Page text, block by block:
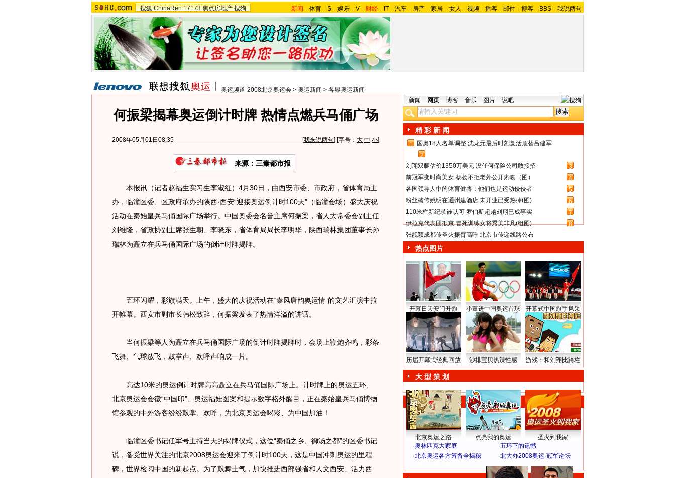
搜狐 ChinaRen 17173 焦点房地产 搜狗 新闻 - 体育 - S - 娱乐 - V - 财经 - IT - 汽车 - 房产 - 家居 - 女人 - 视频 - 播客 - 邮件 - 博客 - BBS - 我说两句
奥运频道-2008北京奥运会 > 奥运新闻 > 各界奥运新闻
何振梁揭幕奥运倒计时牌 热情点燃兵马俑广场
2008年05月01日08:35 [我来说两句] [字号： 大 中 小]
来源：三秦都市报
本报讯（记者赵福生实习生李淑红）4月30日，由西安市委、市政府，省体育局主
办，临潼区委、区政府承办的陕西·西安“迎接奥运倒计时100天”（临潼会场）盛大庆祝
活动在秦始皇兵马俑国际广场举行。中国奥委会名誉主席何振梁，省人大常委会副主任
刘维隆，省政协副主席张生朝、李晓东，省体育局局长李明华，陕西瑞林集团董事长孙
瑞林为矗立在兵马俑国际广场的倒计时牌揭牌。
五环闪耀，彩旗满天。上午，盛大的庆祝活动在“秦风唐韵奥运情”的文艺汇演中拉
开帷幕。西安市副市长韩松致辞，何振梁发表了热情洋溢的讲话。
当何振梁等人为矗立在兵马俑国际广场的倒计时牌揭牌时，会场上鞭炮齐鸣，彩条
飞舞、气球放飞，鼓掌声、欢呼声响成一片。
高达10米的奥运倒计时牌高高矗立在兵马俑国际广场上。计时牌上的奥运五环、
北京奥运会会徽“中国印”、奥运福娃图案和提示数字格外醒目，正在秦始皇兵马俑博物
馆参观的中外游客纷纷鼓掌、欢呼，为北京奥运会喝彩、为中国加油！
临潼区委书记任军号主持当天的揭牌仪式，这位“秦俑之乡、御汤之都”的区委书记
说，备受世界关注的北京2008奥运会迎来了倒计时100天，这是中国冲刺奥运的里程
碑，世界检阅中国的新起点。为了鼓舞士气，加快推进西部强省和人文西安、活力西
新闻 网页 博客 音乐 图片 说吧
精 彩 新 闻
1
国奥18人名单调整 沈龙元最后时刻复活顶替吕建军
2
刘翔双腿估价1350万美元 没任何保险公司敢接招
3
前冠军变时尚美女 杨扬不拒老外公开索吻（图）
4
各国领导人中的体育健将：他们也是运动佼佼者
5
粉丝盛传姚明在通州建酒店 未开业已受热捧(图)
6
110米栏新纪录被认可 罗伯斯超越刘翔已成事实
7
伊拉克代表团抵京 冒死训练女将秀美非凡(组图)
8
张靓颖成都传圣火振臂高呼 北京市传递线路公布
热点图片
开幕日天安门升旗 小董进中国奥运首球 开幕式中国旗手风采
历届开幕式经典回放 沙排宝贝热辣性感 游戏：和刘翔比跨栏
大 型 策 划
北京奥运之路 点亮我的奥运
圣火到我家
·奥林匹克大家庭 ·五环下的遗憾
·北京奥运各方筹备全揭秘 ·北大办2008奥运·冠军论坛